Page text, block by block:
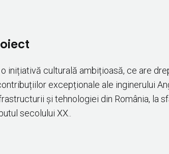
inițiativă culturală ambițioasă, ce are
excepționale ale inginerului
și tehnologiei din România, la
secolului XX..